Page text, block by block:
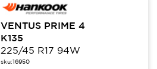
VENTUS PRIME 4
K135
225/45 R17 94W
sku:16950